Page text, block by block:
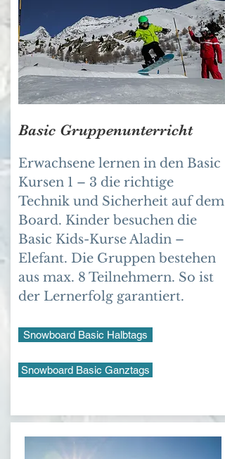
Erwachsene lernen in den Basic
Kursen 1 – 3 die richtige
Technik und Sicherheit auf dem
Board. Kinder besuchen die
Basic Kids-Kurse Aladin –
Elefant. Die Gruppen bestehen
aus max. 8 Teilnehmern. So ist
der Lernerfolg garantiert.
Basic Gruppenunterricht
Snowboard Basic Halbtags
Snowboard Basic Ganztags